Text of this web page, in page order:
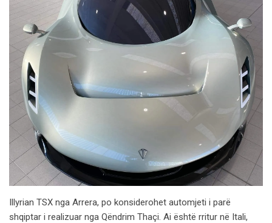
Illyrian TSX nga Arrera, po konsiderohet automjeti i parë
shqiptar i realizuar nga Qëndrim Thaçi. Ai është rritur në Itali,